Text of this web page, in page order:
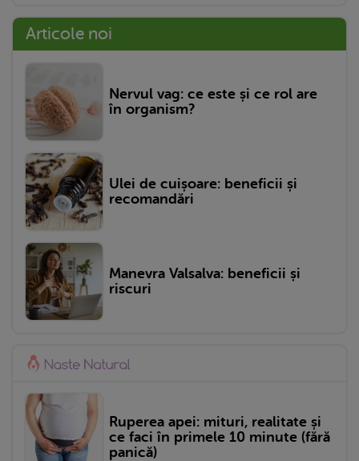
Articole noi
Nervul vag: ce este și ce rol are
în organism?
Ulei de cuișoare: beneficii și
recomandări
Manevra Valsalva: beneficii și
riscuri
Ruperea apei: mituri, realitate și
ce faci în primele 10 minute (fără
panică)